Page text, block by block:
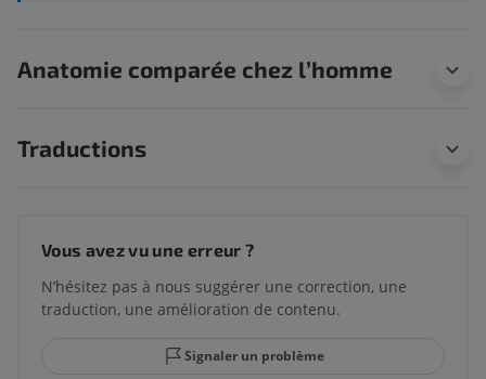
Anatomie comparée chez l’homme
Traductions
Vous avez vu une erreur ?
N’hésitez pas à nous suggérer une correction, une
traduction, une amélioration de contenu.
Signaler un problème